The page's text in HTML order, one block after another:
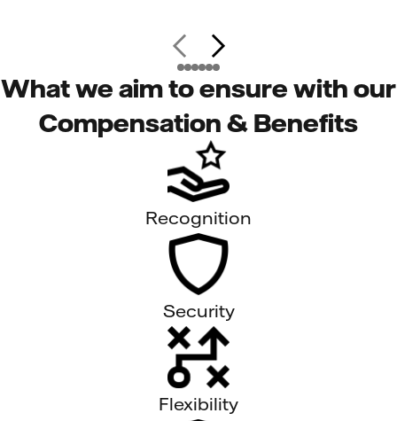
What we aim to ensure with our
Compensation & Benefits
Recognition
Security
Flexibility